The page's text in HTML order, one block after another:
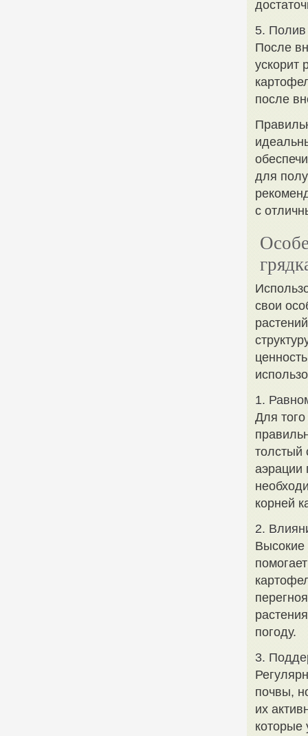
5. Полив
После
ускорит
после
для
с
свои
1.
Для
толстый
аэрации
корней
2.
Высокие
погоду.
3.
почвы,
их
которые